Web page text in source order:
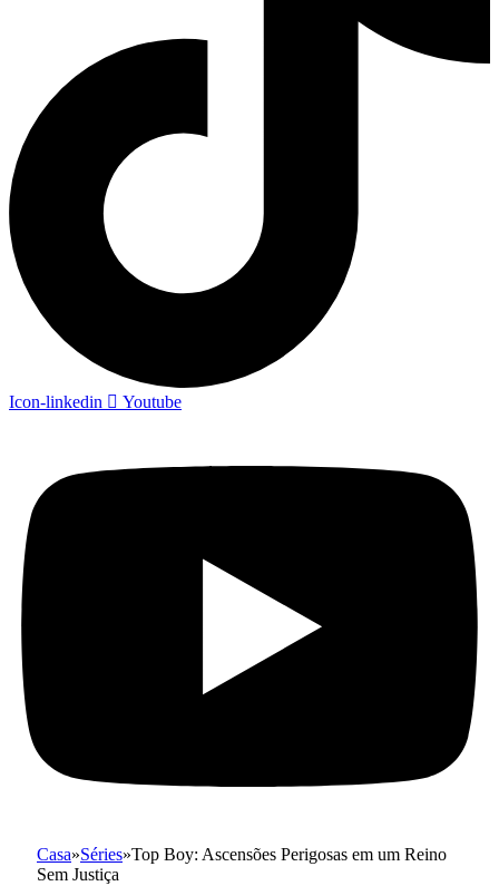
Icon-linkedin Youtube
Casa»Séries»Top Boy: Ascensões Perigosas em um Reino
Sem Justiça